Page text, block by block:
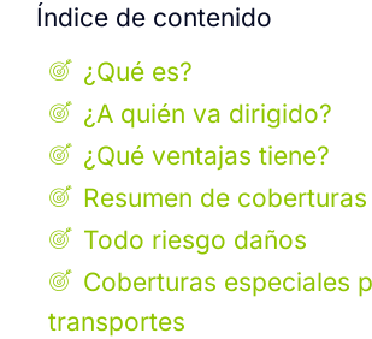
Índice de contenido
¿Qué es?
¿A quién va dirigido?
¿Qué ventajas tiene?
Resumen de coberturas
Todo riesgo daños
Coberturas especiales
transportes